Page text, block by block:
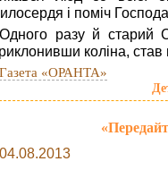
і поміч
Одного разу й старий
коліна,
Газета «ОРАНТА»
04.08.2013